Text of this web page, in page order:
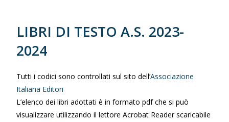
LIBRI DI TESTO A.S. 2023-
2024
Tutti i codici sono controllati sul sito dell’Associazione
Italiana Editori
L’elenco dei libri adottati è in formato pdf che si può
visualizzare utilizzando il lettore Acrobat Reader scaricabile